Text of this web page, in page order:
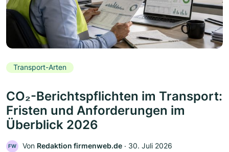
Transport-Arten
CO₂-Berichtspflichten im Transport:
Fristen und Anforderungen im
Überblick 2026
FW Von Redaktion firmenweb.de ‧ 30. Juli 2026